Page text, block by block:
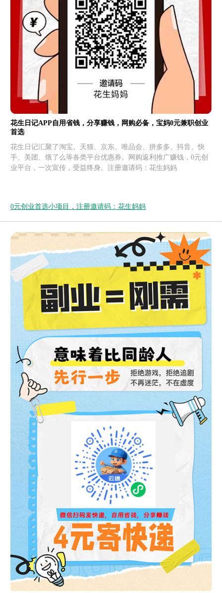
花生日记APP自用省钱，分享赚钱，网购必备，宝妈0元兼职创业
首选
花生日记汇聚了淘宝、天猫、京东、唯品会、拼多多、抖音、快
手、美团、饿了么等各类平台优惠券。网购返利推广赚钱，0元创
业平台，一次宣传，受益终身。注册邀请码：花生妈妈
0元创业首选小项目，注册邀请码：花生妈妈